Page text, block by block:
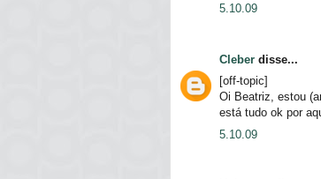
5.10.09
Cleber disse...
[off-topic]
Oi Beatriz, estou
está tudo ok por
5.10.09